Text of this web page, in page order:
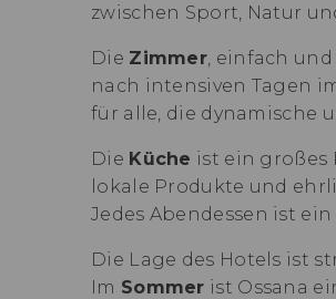
zwischen Sport, Natur
Die Zimmer , einfach
nach intensiven Tagen
für alle, die dynamische
Die Küche ist ein großes
lokale Produkte und
Jedes Abendessen ist
Die Lage des Hotels ist
Im Sommer ist Ossana